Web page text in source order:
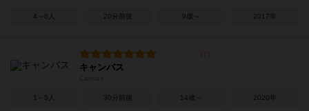
4～8人 20分前後 9歳～ 2017年
キャンバス
1～5人 30分前後 14歳～ 2020年